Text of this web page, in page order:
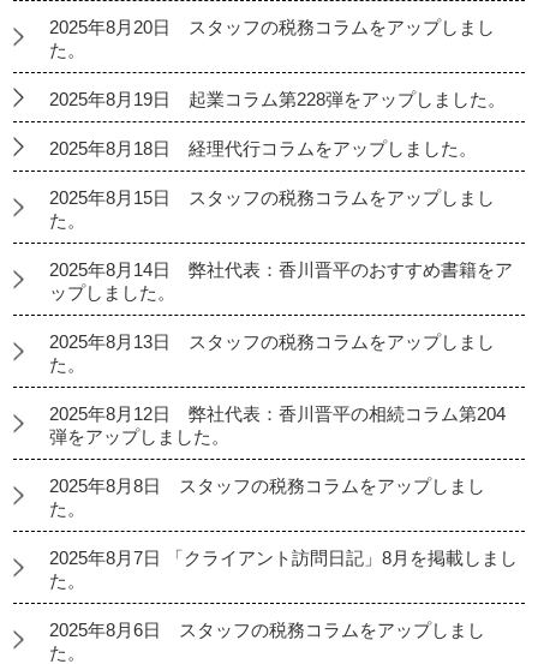
2025年8月20日 スタッフの税務コラムをアップしまし
た。
2025年8月19日 起業コラム第228弾をアップしました。
2025年8月18日 経理代行コラムをアップしました。
2025年8月15日 スタッフの税務コラムをアップしまし
た。
2025年8月14日 弊社代表：香川晋平のおすすめ書籍をア
ップしました。
2025年8月13日 スタッフの税務コラムをアップしまし
た。
2025年8月12日 弊社代表：香川晋平の相続コラム第204
弾をアップしました。
2025年8月8日 スタッフの税務コラムをアップしまし
た。
2025年8月7日 「クライアント訪問日記」8月を掲載しまし
た。
2025年8月6日 スタッフの税務コラムをアップしまし
た。